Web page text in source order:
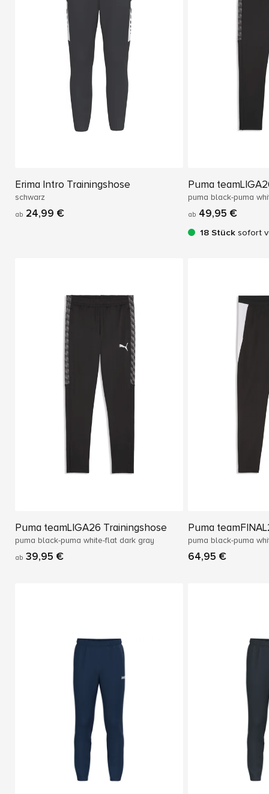
Erima Intro Trainingshose
schwarz
ab 24,99 €
Puma
puma black-puma
ab 49,95 €
18 Stück sofort
Puma teamLIGA26 Trainingshose
puma black-puma white-flat dark gray
ab 39,95 €
Puma
puma black-puma
64,95 €